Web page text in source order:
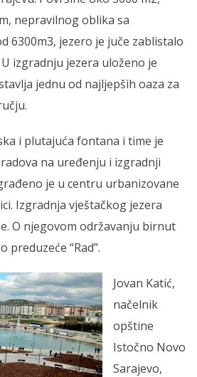
nepravilnog oblika sa
6300m3, jezero je juče zablistalo
izgradnju jezera uloženo je
jednu od najljepših oaza za
i plutajuća fontana i time je
na uređenju i izgradnji
je u centru urbanizovane
Izgradnja vještačkog jezera
O njegovom održavanju birnut
preduzeće “Rad”.
Jovan Katić,
načelnik
opštine
Istočno Novo
Sarajevo,